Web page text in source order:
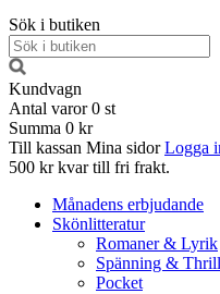
Sök i butiken
Kundvagn
Antal varor 0 st
Summa 0 kr
Till kassan Mina sidor Logga
500 kr kvar till fri frakt.
Månadens erbjudande
Skönlitteratur
Romaner & Lyrik
Spänning &
Pocket